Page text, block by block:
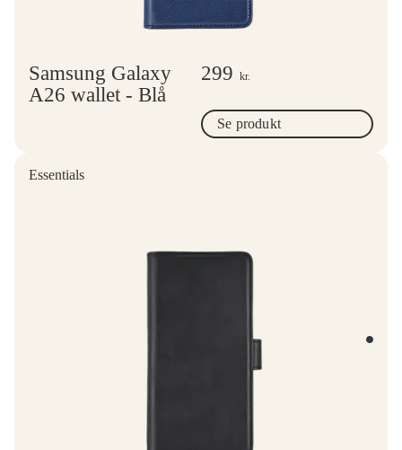
Samsung Galaxy
A26 wallet - Blå
299 kr.
Se produkt
Essentials